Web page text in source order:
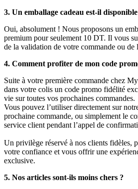
3. Un emballage cadeau est-il
Oui, absolument ! Nous proposons un
premium pour seulement 10 DT. Il vous
de la validation de votre commande ou de
4. Comment profiter de mon code
Suite à votre première commande chez
dans votre colis un code promo fidélité
vie sur toutes vos prochaines commandes.
Vous pouvez l’utiliser directement sur
prochaine commande, ou simplement le
service client pendant l’appel de
Un privilège réservé à nos clients fidèles,
votre confiance et vous offrir une
exclusive.
5. Nos articles sont-ils moins chers ?